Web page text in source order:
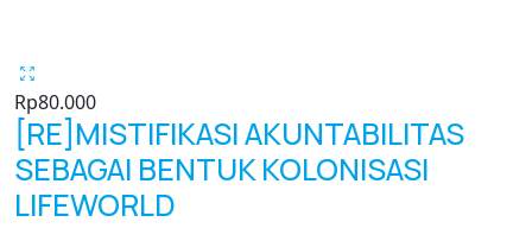
Rp80.000
[RE]MISTIFIKASI AKUNTABILITAS
SEBAGAI BENTUK KOLONISASI
LIFEWORLD